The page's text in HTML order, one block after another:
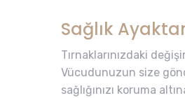
Sağlık
Tırnaklarınızdaki
Vücudunuzun size
sağlığınızı koruma